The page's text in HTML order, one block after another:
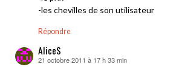
-les chevilles de son utilisateur
Répondre
AliceS
dit :
21 octobre 2011 à 17 h 33 min